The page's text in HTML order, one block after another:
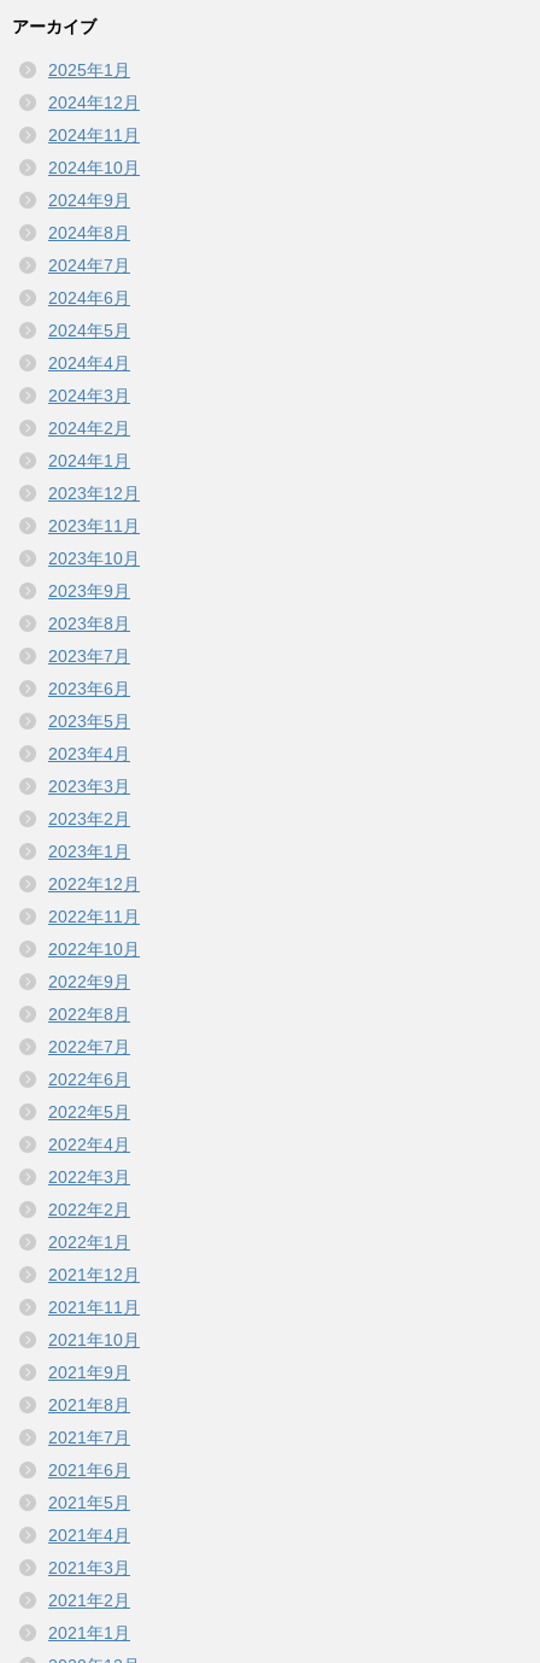
アーカイブ
2025年1月
2024年12月
2024年11月
2024年10月
2024年9月
2024年8月
2024年7月
2024年6月
2024年5月
2024年4月
2024年3月
2024年2月
2024年1月
2023年12月
2023年11月
2023年10月
2023年9月
2023年8月
2023年7月
2023年6月
2023年5月
2023年4月
2023年3月
2023年2月
2023年1月
2022年12月
2022年11月
2022年10月
2022年9月
2022年8月
2022年7月
2022年6月
2022年5月
2022年4月
2022年3月
2022年2月
2022年1月
2021年12月
2021年11月
2021年10月
2021年9月
2021年8月
2021年7月
2021年6月
2021年5月
2021年4月
2021年3月
2021年2月
2021年1月